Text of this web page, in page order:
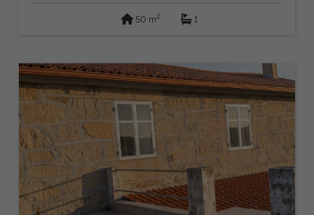
50 m2 1